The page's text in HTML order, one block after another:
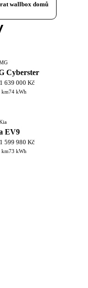
wallbox domů
Cyberster
639 000 Kč
km74 kWh
EV9
599 980 Kč
km73 kWh